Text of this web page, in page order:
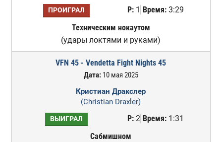
ПРОИГРАЛ Р:1 Время:3:29
Техническим нокаутом
(удары локтями и руками)
VFN 45 - Vendetta Fight Nights 45
Дата:10 мая 2025
Кристиан Дракслер
(Christian Draxler)
ВЫИГРАЛ Р:2 Время:1:31
Сабмишном